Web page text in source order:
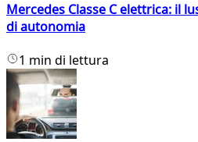
Mercedes Classe C elettrica: il
di autonomia
1 min di lettura